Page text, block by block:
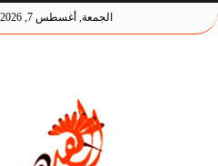
الجمعة, أغسطس 7, 2026